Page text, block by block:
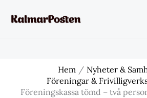
Hem
Nyheter &
Föreningar &
Föreningskassa tömd – två